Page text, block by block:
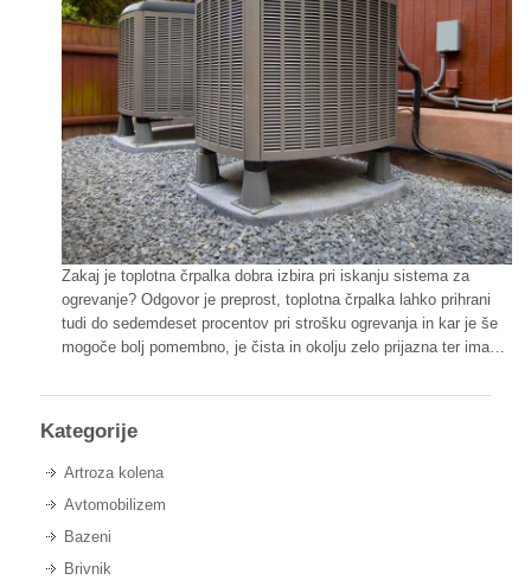
Zakaj je toplotna črpalka dobra izbira pri iskanju sistema za
ogrevanje? Odgovor je preprost, toplotna črpalka lahko prihrani
tudi do sedemdeset procentov pri strošku ogrevanja in kar je še
mogoče bolj pomembno, je čista in okolju zelo prijazna ter ima…
Kategorije
Artroza kolena
Avtomobilizem
Bazeni
Brivnik